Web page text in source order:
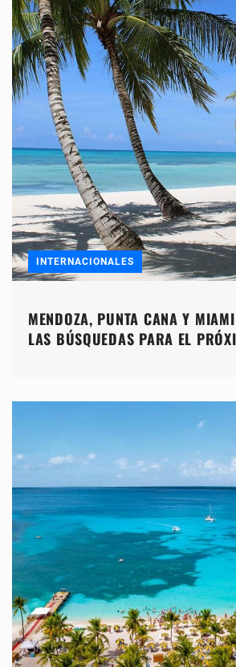
INTERNACIONALES
MENDOZA, PUNTA CANA Y
LAS BÚSQUEDAS PARA EL